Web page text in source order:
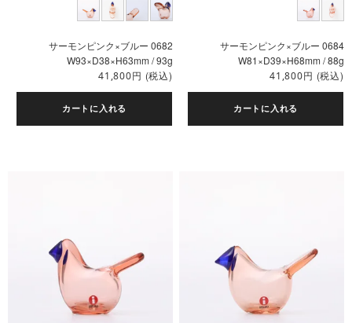
サーモンピンク×ブルー 0682
W93×D38×H63mm / 93g
41,800円 (税込)
カートに入れる
サーモンピンク×ブルー 0684
W81×D39×H68mm / 88g
41,800円 (税込)
カートに入れる